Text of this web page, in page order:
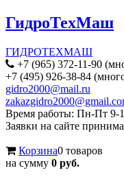
ГидроТехМаш
ГИДРОТЕХМАШ
+7 (965) 372-11-90
+7 (495) 926-38-84
gidro2000@mail.ru
Время работы: Пн-Пт 9-
Заявки на сайте
Корзина0 товаров
на сумму 0 руб.